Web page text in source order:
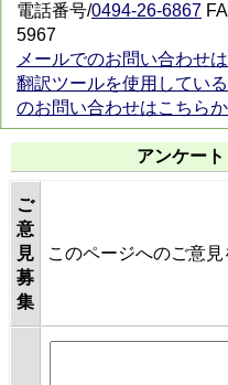
電話番号/0494-26-6867
5967
メールでのお問い合わせ
翻訳ツールを使用してい
のお問い合わせはこちら
アンケート
ご
意
見
募
集
このページへのご意